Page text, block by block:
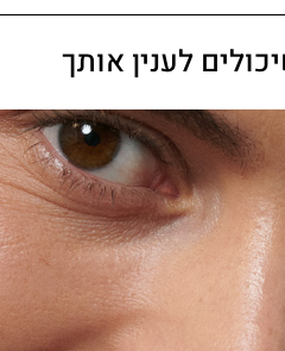
לענין אותך